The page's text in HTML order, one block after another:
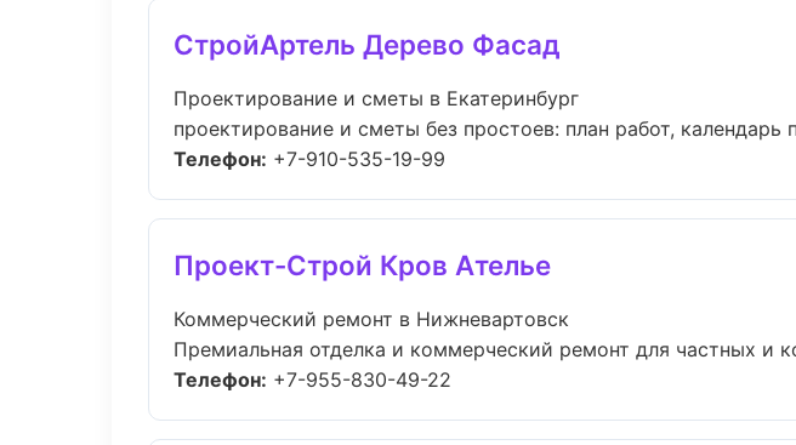
СтройАртель Дерево Фасад
Проектирование и сметы в Екатеринбург
проектирование и сметы без простоев: план работ,
Телефон: +7-910-535-19-99
Проект-Строй Кров Ателье
Коммерческий ремонт в Нижневартовск
Премиальная отделка и коммерческий ремонт для частных и
Телефон: +7-955-830-49-22